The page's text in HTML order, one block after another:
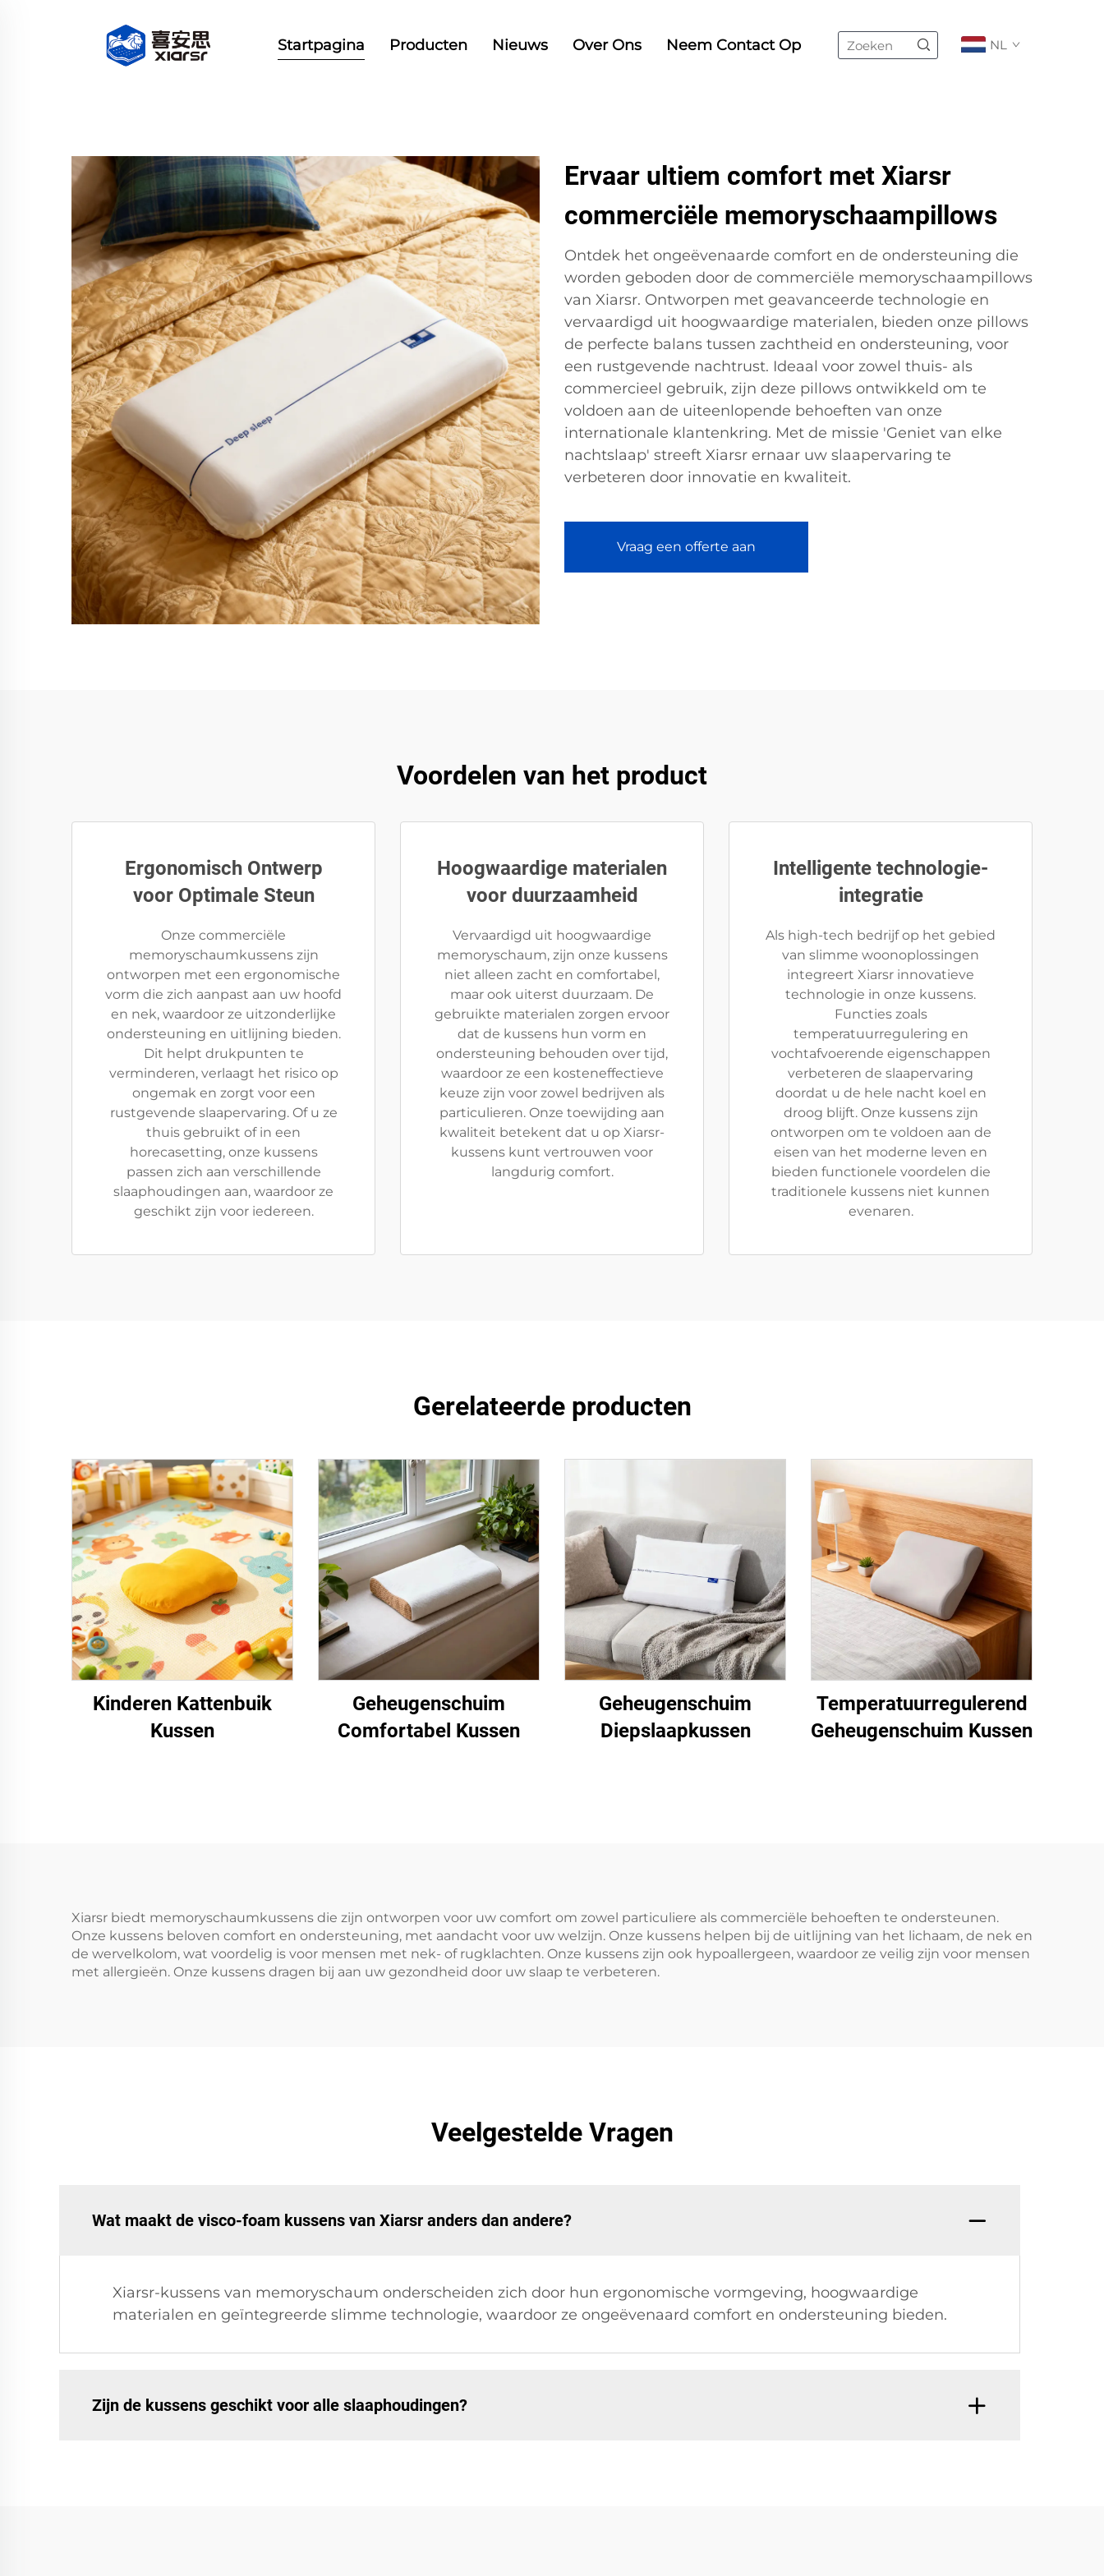
Startpagina Producten Nieuws Over Ons Neem Contact Op NL
Ervaar ultiem comfort met Xiarsr
commerciële memoryschaampillows
Ontdek het ongeëvenaarde comfort en de ondersteuning die
worden geboden door de commerciële memoryschaampillows
van Xiarsr. Ontworpen met geavanceerde technologie en
vervaardigd uit hoogwaardige materialen, bieden onze pillows
de perfecte balans tussen zachtheid en ondersteuning, voor
een rustgevende nachtrust. Ideaal voor zowel thuis- als
commercieel gebruik, zijn deze pillows ontwikkeld om te
voldoen aan de uiteenlopende behoeften van onze
internationale klantenkring. Met de missie 'Geniet van elke
nachtslaap' streeft Xiarsr ernaar uw slaapervaring te
verbeteren door innovatie en kwaliteit.
Vraag een offerte aan
Voordelen van het product
Ergonomisch Ontwerp
voor Optimale Steun
Onze commerciële
memoryschaumkussens zijn
ontworpen met een ergonomische
vorm die zich aanpast aan uw hoofd
en nek, waardoor ze uitzonderlijke
ondersteuning en uitlijning bieden.
Dit helpt drukpunten te
verminderen, verlaagt het risico op
ongemak en zorgt voor een
rustgevende slaapervaring. Of u ze
thuis gebruikt of in een
horecasetting, onze kussens
passen zich aan verschillende
slaaphoudingen aan, waardoor ze
geschikt zijn voor iedereen.
Hoogwaardige materialen
voor duurzaamheid
Vervaardigd uit hoogwaardige
memoryschaum, zijn onze kussens
niet alleen zacht en comfortabel,
maar ook uiterst duurzaam. De
gebruikte materialen zorgen ervoor
dat de kussens hun vorm en
ondersteuning behouden over tijd,
waardoor ze een kosteneffectieve
keuze zijn voor zowel bedrijven als
particulieren. Onze toewijding aan
kwaliteit betekent dat u op Xiarsr-
kussens kunt vertrouwen voor
langdurig comfort.
Intelligente technologie-
integratie
Als high-tech bedrijf op het gebied
van slimme woonoplossingen
integreert Xiarsr innovatieve
technologie in onze kussens.
Functies zoals
temperatuurregulering en
vochtafvoerende eigenschappen
verbeteren de slaapervaring
doordat u de hele nacht koel en
droog blijft. Onze kussens zijn
ontworpen om te voldoen aan de
eisen van het moderne leven en
bieden functionele voordelen die
traditionele kussens niet kunnen
evenaren.
Gerelateerde producten
Kinderen Kattenbuik
Kussen
Geheugenschuim
Comfortabel Kussen
Geheugenschuim
Diepslaapkussen
Temperatuurregulerend
Geheugenschuim Kussen
Xiarsr biedt memoryschaumkussens die zijn ontworpen voor uw comfort om zowel particuliere als commerciële behoeften te ondersteunen.
Onze kussens beloven comfort en ondersteuning, met aandacht voor uw welzijn. Onze kussens helpen bij de uitlijning van het lichaam, de nek en
de wervelkolom, wat voordelig is voor mensen met nek- of rugklachten. Onze kussens zijn ook hypoallergeen, waardoor ze veilig zijn voor mensen
met allergieën. Onze kussens dragen bij aan uw gezondheid door uw slaap te verbeteren.
Veelgestelde Vragen
Wat maakt de visco-foam kussens van Xiarsr anders dan andere?
Xiarsr-kussens van memoryschaum onderscheiden zich door hun ergonomische vormgeving, hoogwaardige
materialen en geïntegreerde slimme technologie, waardoor ze ongeëvenaard comfort en ondersteuning bieden.
Zijn de kussens geschikt voor alle slaaphoudingen?